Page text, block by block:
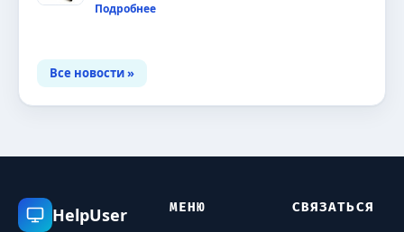
Подробнее
Все новости »
HelpUser МЕНЮ СВЯЗАТЬСЯ